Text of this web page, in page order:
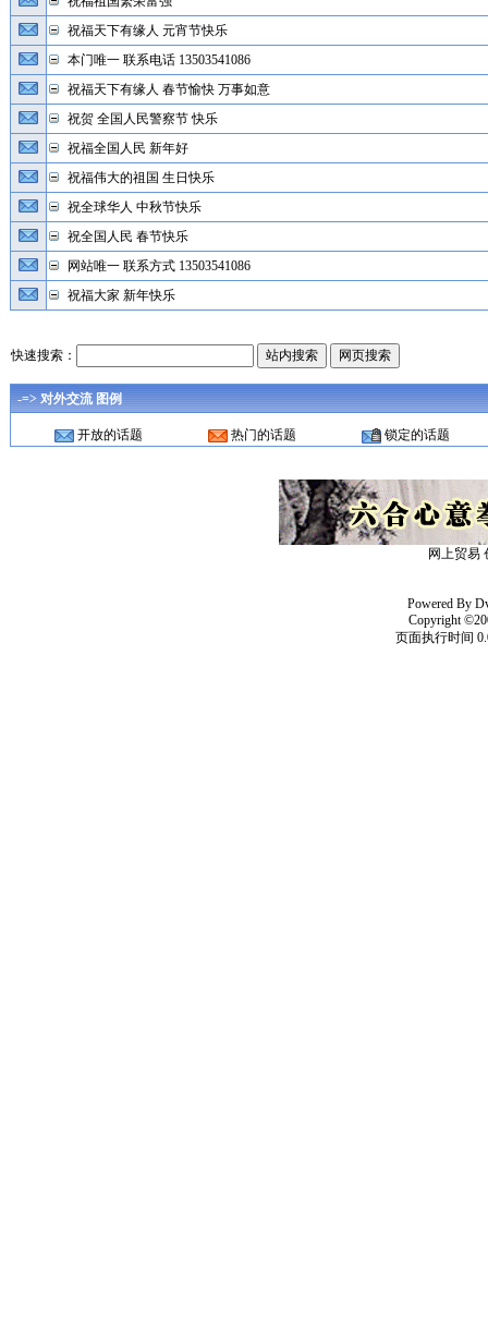
祝福天下有缘人 元宵节快乐
本门唯一 联系电话 13503541086
祝福天下有缘人 春节愉快 万事如意
祝贺 全国人民警察节 快乐
祝福全国人民 新年好
祝福伟大的祖国 生日快乐
祝全球华人 中秋节快乐
祝全国人民 春节快乐
网站唯一 联系方式 13503541086
祝福大家 新年快乐
快速搜索：
-=> 对外交流 图例
开放的话题 热门的话题 锁定的话题
网上贸易
Powered By
Copyright
页面执行时间